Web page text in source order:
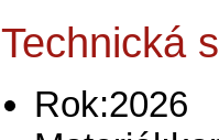
Technická
Rok:2026